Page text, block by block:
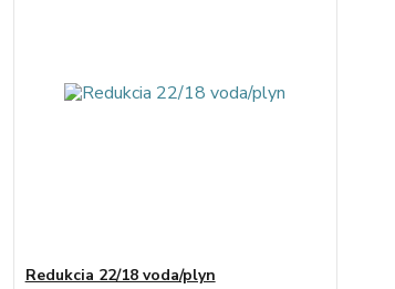
Redukcia 22/18 voda/plyn